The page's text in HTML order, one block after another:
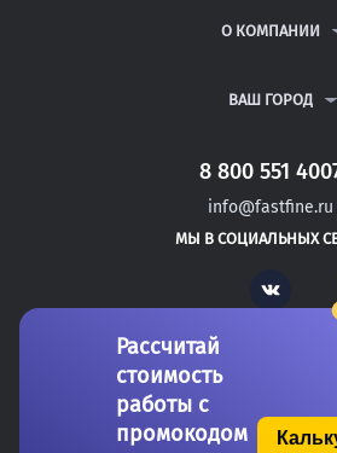
РЕФЕРАТЫ
ВОПРОСЫ И
ПОЛИТИКА
О КОМПАНИИ
КОНТАКТЫ
ВАШ ГОРОД
САНКТ-ПЕТЕРБУРГ
БАЛАКОВО
ЭНГЕЛЬС
8 800 551
info@fastfine.ru
МЫ В СОЦИАЛЬНЫХ
Vk
Рассчитай
стоимость
работы с
промокодом